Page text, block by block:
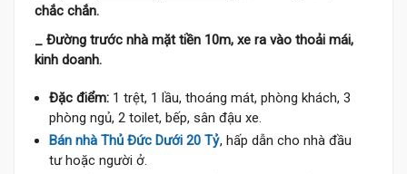
chắc chắn.
_ Đường trước nhà mặt tiền 10m, xe ra vào thoải mái,
kinh doanh.
Đặc điểm: 1 trệt, 1 lầu, thoáng mát, phòng khách, 3
phòng ngủ, 2 toilet, bếp, sân đậu xe.
Bán nhà Thủ Đức Dưới 20 Tỷ, hấp dẫn cho nhà đầu
tư hoặc người ở.